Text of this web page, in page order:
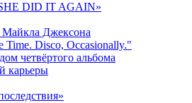
DID IT AGAIN»
Джексона
Time. Disco, Occasionally."
четвёртого альбома
карьеры